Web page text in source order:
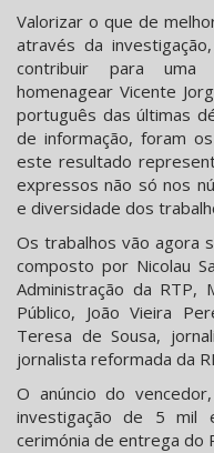
Valorizar o que de
através da
contribuir para uma
homenagear Vicente
português das últimas
de informação, foram
este resultado
expressos não só nos
e diversidade dos
Os trabalhos vão agora
composto por Nicolau
Administração da RTP,
Público, João Vieira
Teresa de Sousa,
jornalista reformada da
O anúncio do
investigação de 5 mil
cerimónia de entrega do